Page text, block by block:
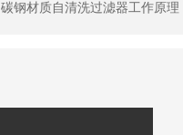
碳钢材质自清洗过滤器工作原理